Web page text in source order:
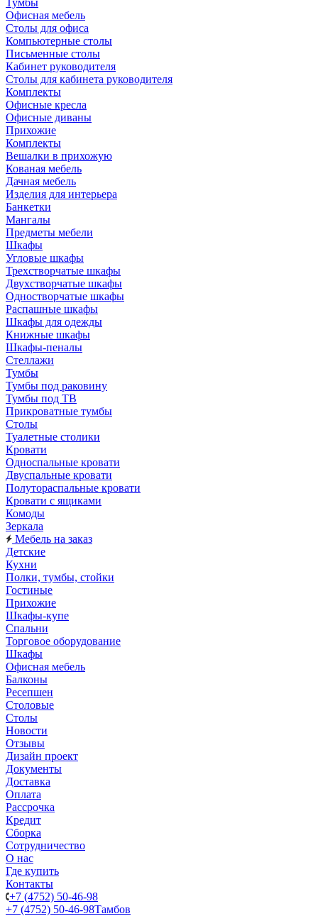
Тумбы
Офисная мебель
Столы для офиса
Компьютерные столы
Письменные столы
Кабинет руководителя
Столы для кабинета руководителя
Комплекты
Офисные кресла
Офисные диваны
Прихожие
Комплекты
Вешалки в прихожую
Кованая мебель
Дачная мебель
Изделия для интерьера
Банкетки
Мангалы
Предметы мебели
Шкафы
Угловые шкафы
Трехстворчатые шкафы
Двухстворчатые шкафы
Одностворчатые шкафы
Распашные шкафы
Шкафы для одежды
Книжные шкафы
Шкафы-пеналы
Стеллажи
Тумбы
Тумбы под раковину
Тумбы под ТВ
Прикроватные тумбы
Столы
Туалетные столики
Кровати
Односпальные кровати
Двуспальные кровати
Полутораспальные кровати
Кровати с ящиками
Комоды
Зеркала
Мебель на заказ
Детские
Кухни
Полки, тумбы, стойки
Гостиные
Прихожие
Шкафы-купе
Спальни
Торговое оборудование
Шкафы
Офисная мебель
Балконы
Ресепшен
Столовые
Столы
Новости
Отзывы
Дизайн проект
Документы
Доставка
Оплата
Рассрочка
Кредит
Сборка
Сотрудничество
О нас
Где купить
Контакты
+7 (4752) 50-46-98
+7 (4752) 50-46-98Тамбов